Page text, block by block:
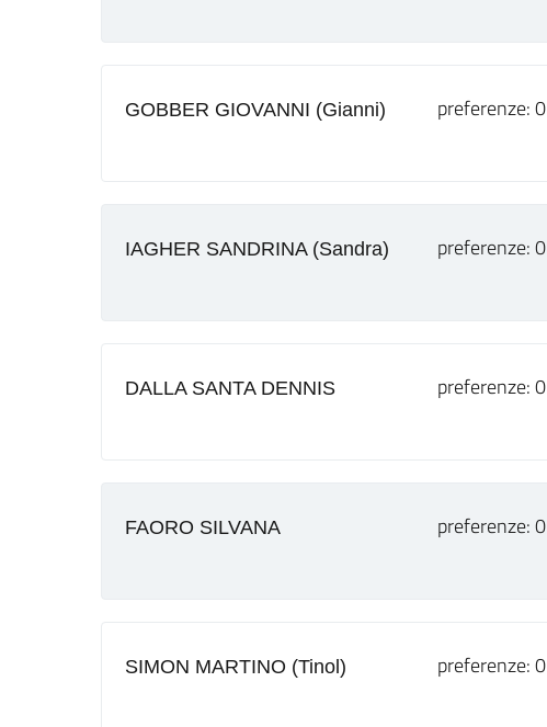
GOBBER GIOVANNI (Gianni) preferenze: 0
IAGHER SANDRINA (Sandra) preferenze: 0
DALLA SANTA DENNIS preferenze: 0
FAORO SILVANA preferenze: 0
SIMON MARTINO (Tinol) preferenze: 0